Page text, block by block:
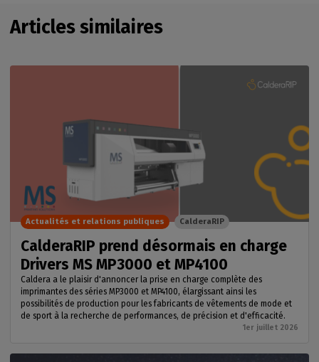
Articles similaires
CalderaRIP prend désormais en charge
Drivers MS MP3000 et MP4100
Caldera a le plaisir d'annoncer la prise en charge complète des
imprimantes des séries MP3000 et MP4100, élargissant ainsi les
possibilités de production pour les fabricants de vêtements de mode et
de sport à la recherche de performances, de précision et d'efficacité.
1er juillet 2026
Actualités et relations publiques CalderaRIP